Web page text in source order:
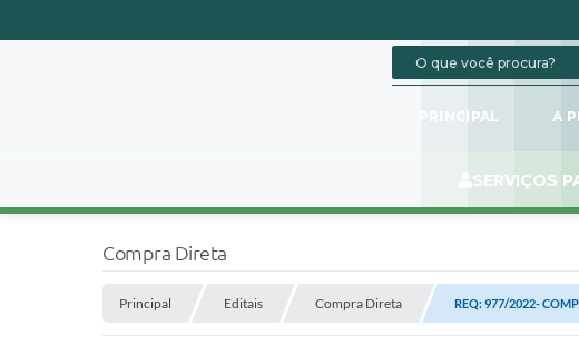
PRINCIPAL A
SERVIÇOS
Compra Direta
Principal Editais Compra Direta REQ: 977/2022-